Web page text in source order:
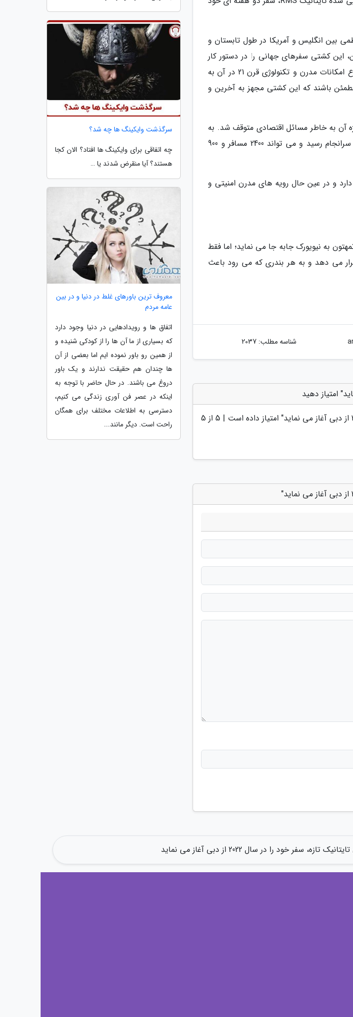
بین انگلیس و آمریکا در طول تابستان و
این کشتی سفرهای جهانی را در دستور کار
خود دارد. این کشتی به همان میزان نام کشتی، لوکس و شیک است و هر نوع امکانات مدرن و تکنولوژی قرن 21 در آن به
باشند که این کشتی مجهز به آخرین و
سال 2012 مطرح شده بود، اما پروژه آن به خاطر مسائل اقتصادی متوقف شد. به
هر حال با رفع شدن مسائل، کار ساخت این کشتی با رقم 500 میلیون دلار به سرانجام رسید و می تواند 2400 مسافر و 900
و در عین حال رویه های مدرن امنیتی و
به نیویورک جابه جا می نماید؛ اما فقط
می دهد و به هر بندری که می رود باعث
شناسه مطلب: 2037
" امتیاز داده است | 5 از 5
سرگذشت وایکینگ ها چه شد؟
چه اتفاقی برای وایکینگ ها افتاد؟ الان کجا
هستند؟ آیا منقرض شدند یا …
معروف ترین باورهای غلط در دنیا و در بین
عامه مردم
اتفاق ها و رویدادهایی در دنیا وجود دارد
که بسیاری از ما آن ها را از کودکی شنیده و
از همین رو باور نموده ایم اما بعضی از آن
ها چندان هم حقیقت ندارند و یک باور
دروغ می باشند. در حال حاضر با توجه به
اینکه در عصر فن آوری زندگی می کنیم،
دسترسی به اطلاعات مختلف برای همگان
راحت است. دیگر مانند...
سفر خود را در سال 2022 از دبی آغاز می نماید